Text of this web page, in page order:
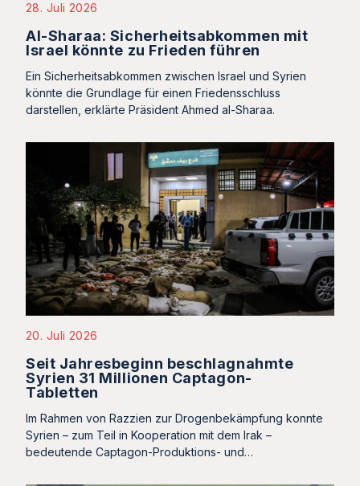
28. Juli 2026
Al-Sharaa: Sicherheitsabkommen mit
Israel könnte zu Frieden führen
Ein Sicherheitsabkommen zwischen Israel und Syrien
könnte die Grundlage für einen Friedensschluss
darstellen, erklärte Präsident Ahmed al-Sharaa.
20. Juli 2026
Seit Jahresbeginn beschlagnahmte
Syrien 31 Millionen Captagon-
Tabletten
Im Rahmen von Razzien zur Drogenbekämpfung konnte
Syrien – zum Teil in Kooperation mit dem Irak –
bedeutende Captagon-Produktions- und…